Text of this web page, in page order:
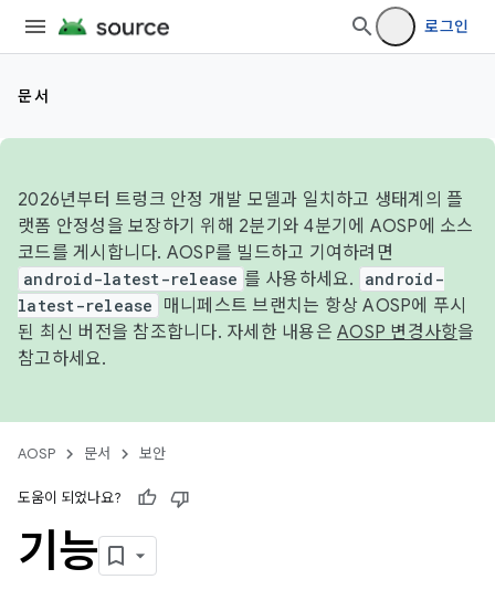
로그인
문서
2026년부터 트렁크 안정 개발 모델과 일치하고 생태계의 플
랫폼 안정성을 보장하기 위해 2분기와 4분기에 AOSP에 소스
코드를 게시합니다. AOSP를 빌드하고 기여하려면
android-latest-release 를 사용하세요.
android-
latest-release
매니페스트 브랜치는 항상 AOSP에 푸시
된 최신 버전을 참조합니다. 자세한 내용은 AOSP 변경사항을
참고하세요.
AOSP 문서 보안
도움이 되었나요?
기능